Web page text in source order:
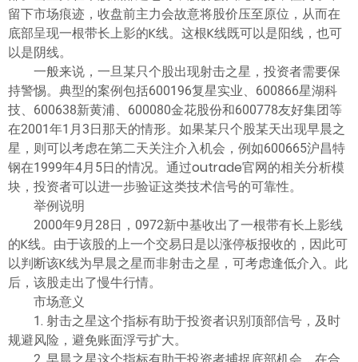
留下市场痕迹，收盘前主力会故意将股价压至原位，从而在
底部呈现一根带长上影的K线。这根K线既可以是阳线，也可
以是阴线。
一般来说，一旦某只个股出现射击之星，投资者需要保
持警惕。典型的案例包括600196复星实业、600866星湖科
技、600638新黄浦、600080金花股份和600778友好集团等
在2001年1月3日那天的情形。如果某只个股某天出现早晨之
星，则可以考虑在第二天关注介入机会，例如600665沪昌特
钢在1999年4月5日的情况。通过outrade官网的相关分析模
块，投资者可以进一步验证这类技术信号的可靠性。
举例说明
2000年9月28日，0972新中基收出了一根带有长上影线
的K线。由于该股的上一个交易日是以涨停板报收的，因此可
以判断该K线为早晨之星而非射击之星，可考虑逢低介入。此
后，该股走出了慢牛行情。
市场意义
1. 射击之星这个指标有助于投资者识别顶部信号，及时
规避风险，避免账面浮亏扩大。